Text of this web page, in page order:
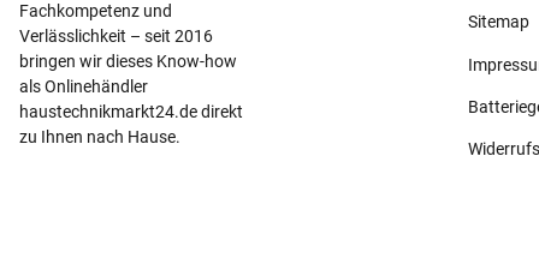
Fachkompetenz und
Verlässlichkeit – seit 2016
bringen wir dieses Know-how
als Onlinehändler
haustechnikmarkt24.de direkt
zu Ihnen nach Hause.
Sitemap